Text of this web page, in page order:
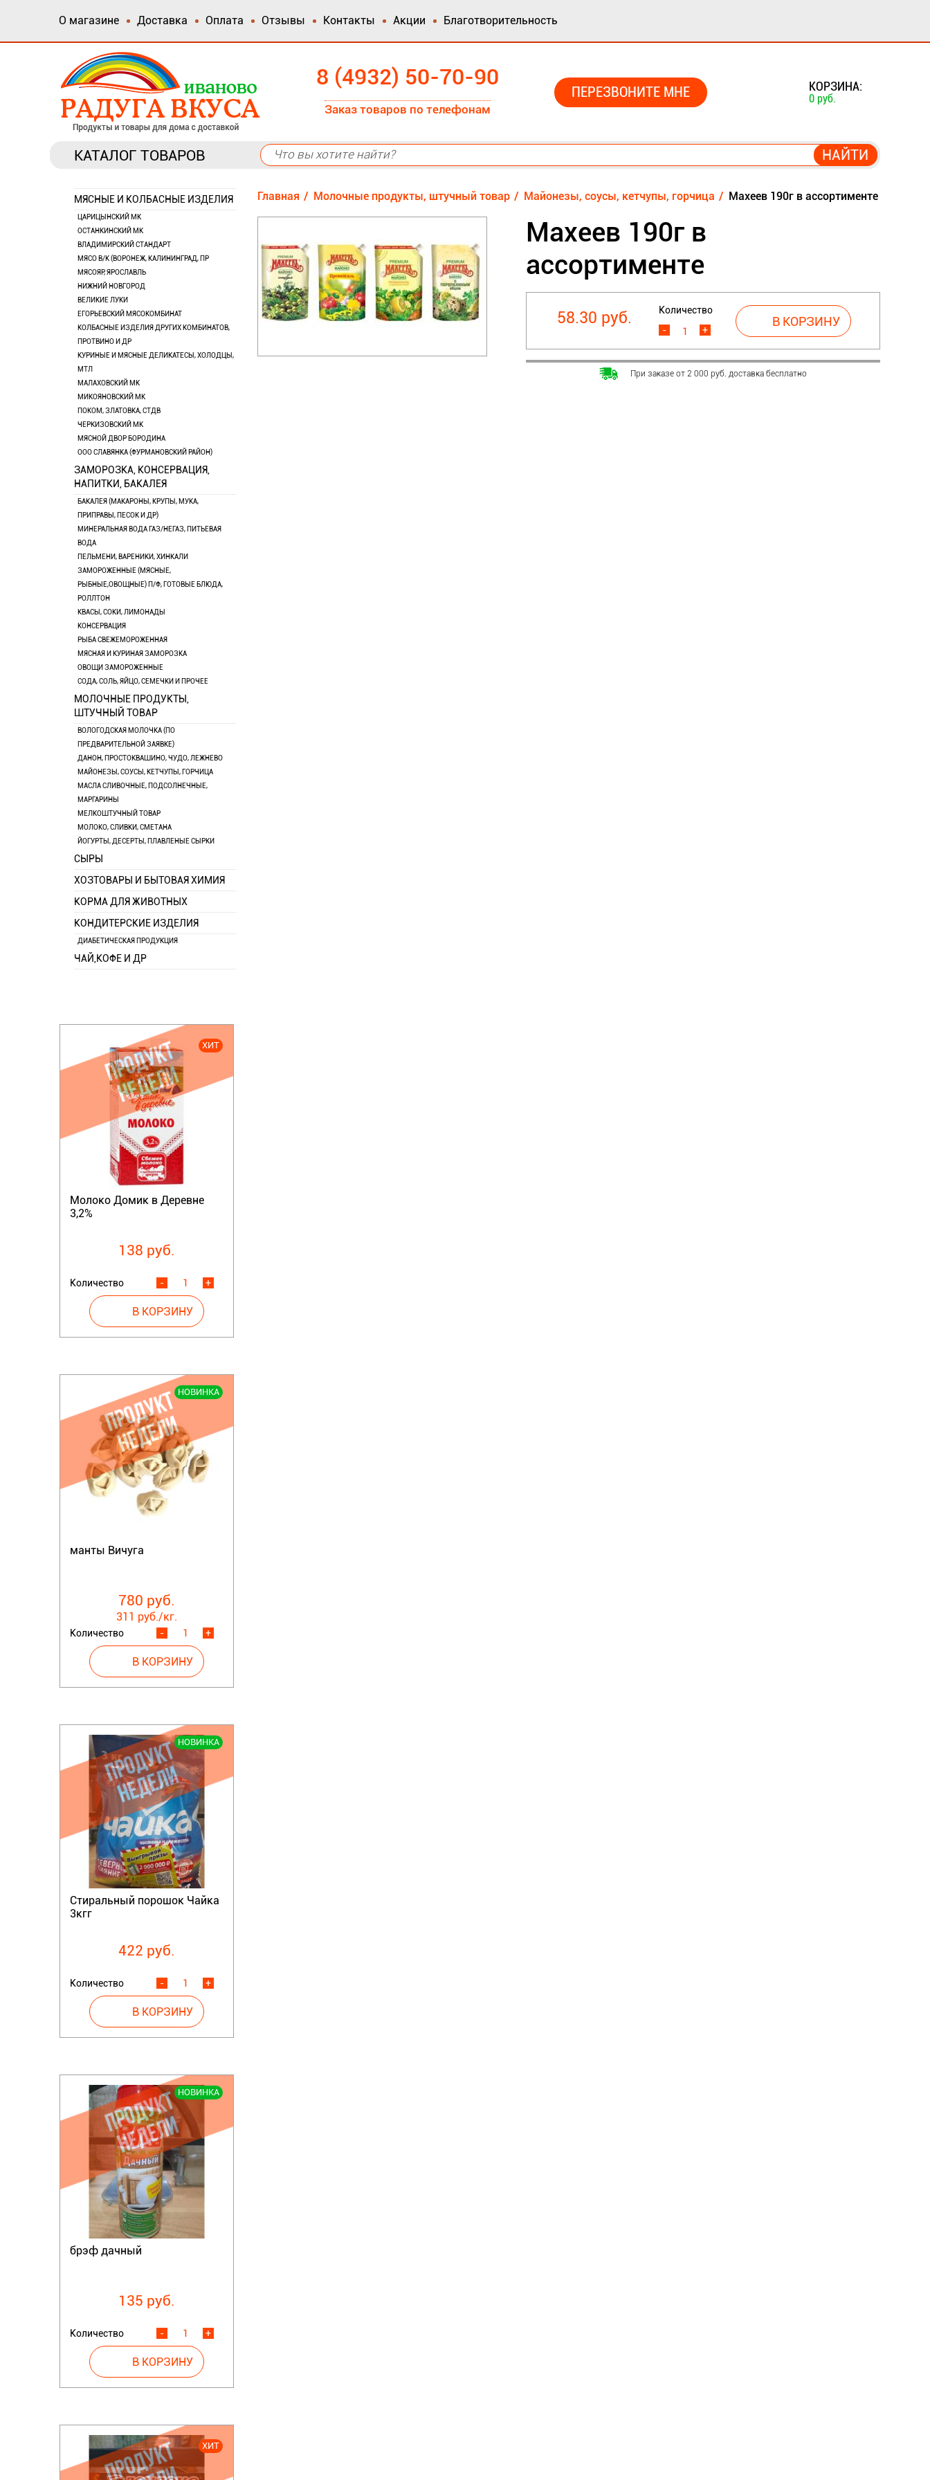
О магазине Доставка Оплата Отзывы Контакты Акции Благотворительность
8 (4932) 50-70-90
Заказ товаров по телефонам
ПЕРЕЗВОНИТЕ МНЕ КОРЗИНА:
0 руб.
КАТАЛОГ ТОВАРОВ
МЯСНЫЕ И КОЛБАСНЫЕ ИЗДЕЛИЯ
ЦАРИЦЫНСКИЙ МК
ОСТАНКИНСКИЙ МК
ВЛАДИМИРСКИЙ СТАНДАРТ
МЯСО В/К (ВОРОНЕЖ, КАЛИНИНГРАД, ПР
МЯСОЯР, ЯРОСЛАВЛЬ
НИЖНИЙ НОВГОРОД
ВЕЛИКИЕ ЛУКИ
ЕГОРЬЕВСКИЙ МЯСОКОМБИНАТ
КОЛБАСНЫЕ ИЗДЕЛИЯ ДРУГИХ КОМБИНАТОВ,
ПРОТВИНО И ДР
КУРИНЫЕ И МЯСНЫЕ ДЕЛИКАТЕСЫ, ХОЛОДЦЫ,
МТЛ
МАЛАХОВСКИЙ МК
МИКОЯНОВСКИЙ МК
ПОКОМ, ЗЛАТОВКА, СТДВ
ЧЕРКИЗОВСКИЙ МК
МЯСНОЙ ДВОР БОРОДИНА
ООО СЛАВЯНКА (ФУРМАНОВСКИЙ РАЙОН)
ЗАМОРОЗКА, КОНСЕРВАЦИЯ,
НАПИТКИ, БАКАЛЕЯ
БАКАЛЕЯ (МАКАРОНЫ, КРУПЫ, МУКА,
ПРИПРАВЫ, ПЕСОК И ДР)
МИНЕРАЛЬНАЯ ВОДА ГАЗ/НЕГАЗ, ПИТЬЕВАЯ
ВОДА
ПЕЛЬМЕНИ, ВАРЕНИКИ, ХИНКАЛИ
ЗАМОРОЖЕННЫЕ (МЯСНЫЕ,
РЫБНЫЕ,ОВОЩНЫЕ) П/Ф, ГОТОВЫЕ БЛЮДА,
РОЛЛТОН
КВАСЫ, СОКИ, ЛИМОНАДЫ
КОНСЕРВАЦИЯ
РЫБА СВЕЖЕМОРОЖЕННАЯ
МЯСНАЯ И КУРИНАЯ ЗАМОРОЗКА
ОВОЩИ ЗАМОРОЖЕННЫЕ
СОДА, СОЛЬ, ЯЙЦО, СЕМЕЧКИ И ПРОЧЕЕ
МОЛОЧНЫЕ ПРОДУКТЫ,
ШТУЧНЫЙ ТОВАР
ВОЛОГОДСКАЯ МОЛОЧКА (ПО
ПРЕДВАРИТЕЛЬНОЙ ЗАЯВКЕ)
ДАНОН, ПРОСТОКВАШИНО, ЧУДО, ЛЕЖНЕВО
МАЙОНЕЗЫ, СОУСЫ, КЕТЧУПЫ, ГОРЧИЦА
МАСЛА СЛИВОЧНЫЕ, ПОДСОЛНЕЧНЫЕ,
МАРГАРИНЫ
МЕЛКОШТУЧНЫЙ ТОВАР
МОЛОКО, СЛИВКИ, СМЕТАНА
ЙОГУРТЫ, ДЕСЕРТЫ, ПЛАВЛЕНЫЕ СЫРКИ
СЫРЫ
ХОЗТОВАРЫ И БЫТОВАЯ ХИМИЯ
КОРМА ДЛЯ ЖИВОТНЫХ
КОНДИТЕРСКИЕ ИЗДЕЛИЯ
ДИАБЕТИЧЕСКАЯ ПРОДУКЦИЯ
ЧАЙ,КОФЕ И ДР
ХИТ
Молоко Домик в Деревне
3,2%
138 руб.
Количество +
-
НОВИНКА
манты Вичуга
780 руб.
311 руб./кг.
Количество +
-
НОВИНКА
Стиральный порошок Чайка
3кгг
422 руб.
Количество +
-
НОВИНКА
брэф дачный
135 руб.
Количество +
-
ХИТ
Главная Молочные продукты, штучный товар Майонезы, соусы, кетчупы, горчица Махеев 190г в ассортименте
Махеев 190г в
ассортименте
58.30 руб.
Количество
+
-
При заказе от 2 000 руб. доставка бесплатно